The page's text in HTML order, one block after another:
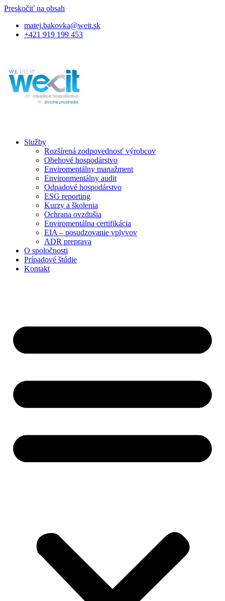
Preskočiť na obsah
matej.bakovka@weit.sk
+421 919 199 453
Služby
Rozšírená zodpovednosť výrobcov
Obehové hospodárstvo
Enviromentálny manažment
Environmentálny audit
Odpadové hospodárstvo
ESG reporting
Kurzy a školenia
Ochrana ovzdušia
Enviromentálna certifikácia
EIA – posudzovanie vplyvov
ADR preprava
O spoločnosti
Prípadové štúdie
Kontakt